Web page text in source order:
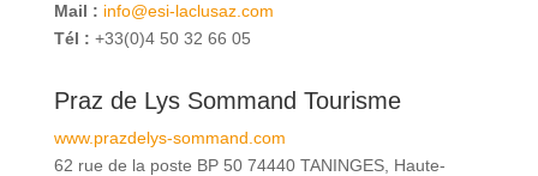
Mail : info@esi-laclusaz.com
Tél : +33(0)4 50 32 66 05
Praz de Lys Sommand Tourisme
www.prazdelys-sommand.com
62 rue de la poste BP 50 74440 TANINGES, Haute-